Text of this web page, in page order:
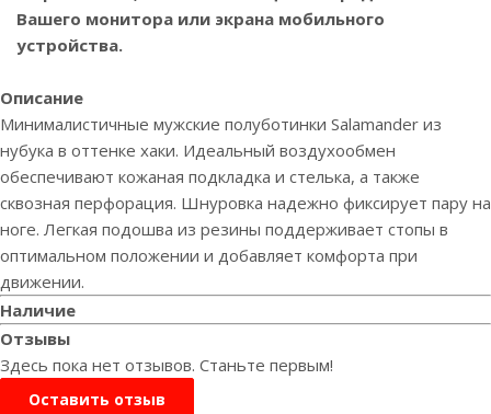
Вашего монитора или экрана мобильного
устройства.
Описание
Минималистичные мужские полуботинки Salamander из
нубука в оттенке хаки. Идеальный воздухообмен
обеспечивают кожаная подкладка и стелька, а также
сквозная перфорация. Шнуровка надежно фиксирует пару на
ноге. Легкая подошва из резины поддерживает стопы в
оптимальном положении и добавляет комфорта при
движении.
Наличие
Отзывы
Здесь пока нет отзывов. Станьте первым!
Оставить отзыв